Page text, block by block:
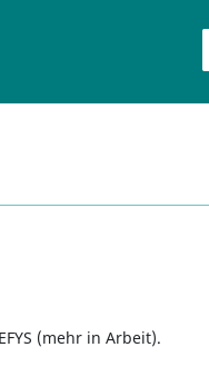
(mehr in Arbeit).